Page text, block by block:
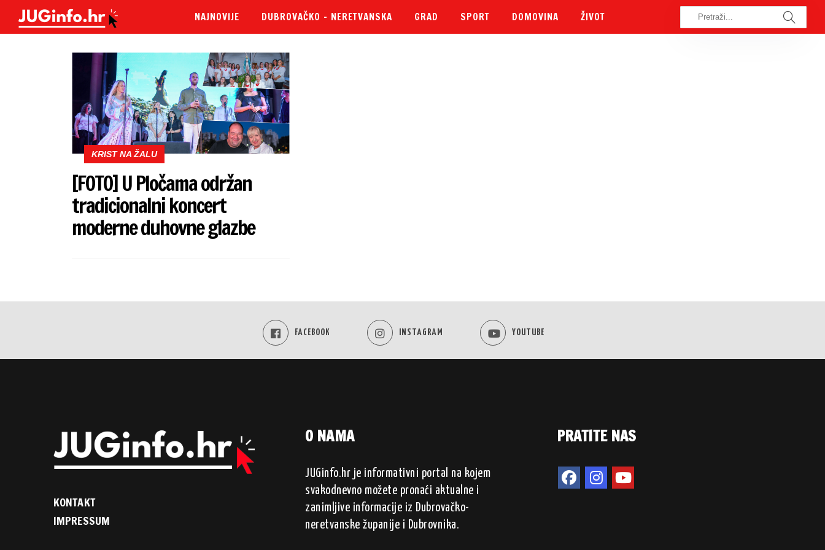
NAJNOVIJE DUBROVAČKO – NERETVANSKA GRAD SPORT DOMOVINA ŽIVOT
KRIST NA ŽALU
[FOTO] U Pločama održan
tradicionalni koncert
moderne duhovne glazbe
FACEBOOK INSTAGRAM YOUTUBE
KONTAKT
IMPRESSUM
O NAMA
JUGinfo.hr je informativni portal na kojem
svakodnevno možete pronaći aktualne i
zanimljive informacije iz Dubrovačko-
neretvanske županije i Dubrovnika.
PRATITE NAS